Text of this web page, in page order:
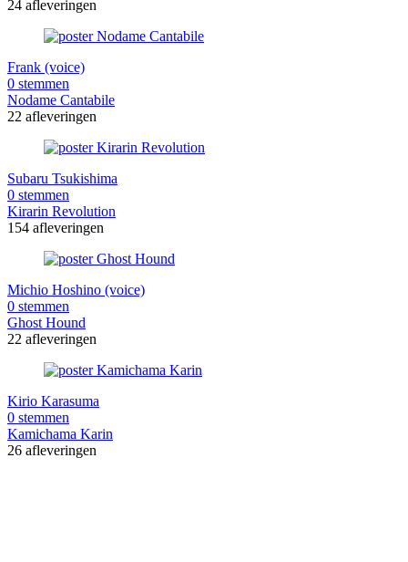
24 afleveringen
Frank (voice)
0 stemmen
Nodame Cantabile
22 afleveringen
Subaru Tsukishima
0 stemmen
Kirarin Revolution
154 afleveringen
Michio Hoshino (voice)
0 stemmen
Ghost Hound
22 afleveringen
Kirio Karasuma
0 stemmen
Kamichama Karin
26 afleveringen